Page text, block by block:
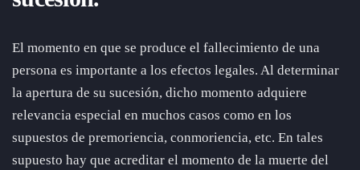
El momento en que se produce el fallecimiento de una
persona es importante a los efectos legales. Al determinar
la apertura de su sucesión, dicho momento adquiere
relevancia especial en muchos casos como en los
supuestos de premoriencia, conmoriencia, etc. En tales
supuesto hay que acreditar el momento de la muerte del